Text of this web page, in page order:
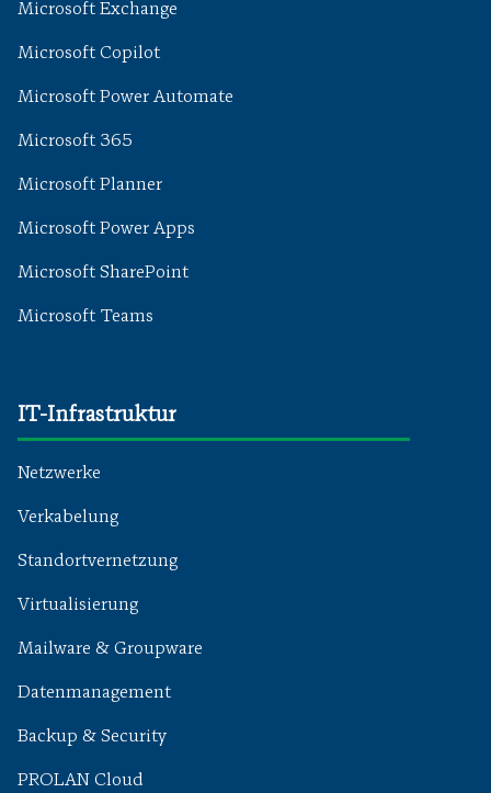
Microsoft Exchange
Microsoft Copilot
Microsoft Power Automate
Microsoft 365
Microsoft Planner
Microsoft Power Apps
Microsoft SharePoint
Microsoft Teams
IT-Infrastruktur
Netzwerke
Verkabelung
Standortvernetzung
Virtualisierung
Mailware & Groupware
Datenmanagement
Backup & Security
PROLAN Cloud